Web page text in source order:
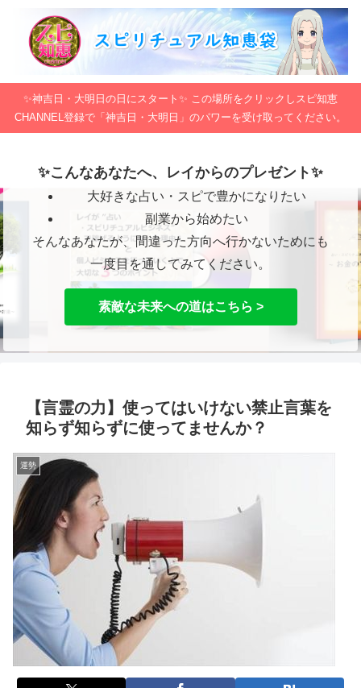
✨神吉日・大明日の日にスタート✨ この場所をクリックしスピ知恵
CHANNEL登録で「神吉日・大明日」のパワーを受け取ってください。
✨こんなあなたへ、レイからのプレゼント✨
大好きな占い・スピで豊かになりたい
副業から始めたい
そんなあなたが、間違った方向へ行かないためにも
一度目を通してみてください。
素敵な未来への道はこちら >
【言霊の力】使ってはいけない禁止言葉を
知らず知らずに使ってませんか？
運勢